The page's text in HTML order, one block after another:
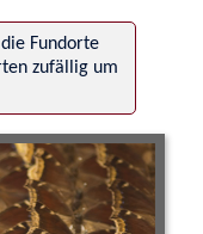
Fundorte
zufällig um